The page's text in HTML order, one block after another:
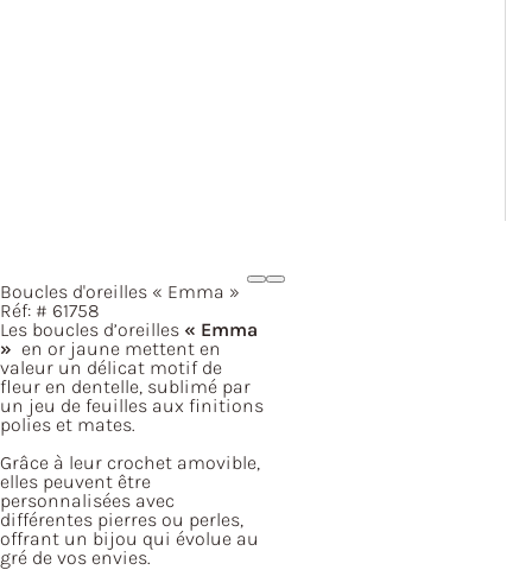
Boucles d'oreilles « Emma »
Réf: # 61758
Les boucles d’oreilles « Emma
» en or jaune mettent en
valeur un délicat motif de
fleur en dentelle, sublimé par
un jeu de feuilles aux finitions
polies et mates.
Grâce à leur crochet amovible,
elles peuvent être
personnalisées avec
différentes pierres ou perles,
offrant un bijou qui évolue au
gré de vos envies.